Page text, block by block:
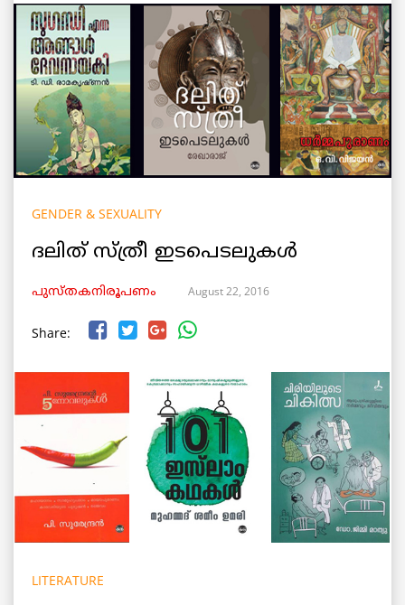
GENDER & SEXUALITY
ദലിത് സ്ത്രീ ഇടപെടലുകള്‍
പുസ്തകനിരൂപണം August 22, 2016
Share:
LITERATURE